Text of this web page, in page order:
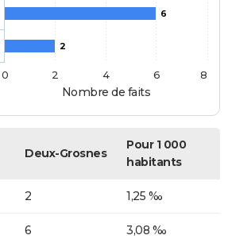
Nombre de faits
6
2
0
2 4 6 8
Deux-Grosnes
Pour 1 000
habitants
2 1,25 ‰
6 3,08 ‰